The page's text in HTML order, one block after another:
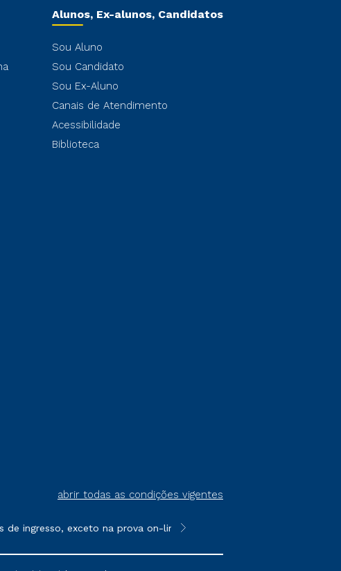
Alunos, Ex-alunos, Candidatos
Sou Aluno
Sou Candidato
Sou Ex-Aluno
Canais de Atendimento
Acessibilidade
Biblioteca
abrir todas as condições vigentes
exceto na prova on-line ou agendada, que ofertam
**Semipresencial é um formato do